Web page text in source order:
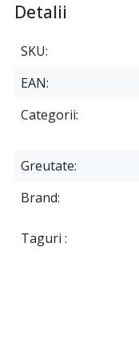
Detalii
SKU
EAN
Categorii
Greutate
Brand
Taguri